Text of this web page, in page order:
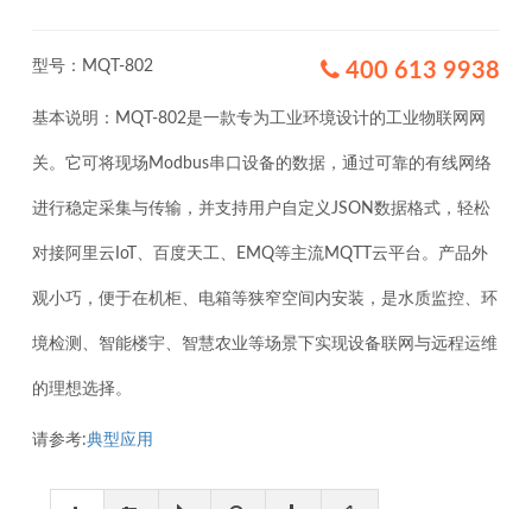
型号：MQT-802 400 613 9938
基本说明：MQT-802是一款专为工业环境设计的工业物联网网
关。它可将现场Modbus串口设备的数据，通过可靠的有线网络
进行稳定采集与传输，并支持用户自定义JSON数据格式，轻松
对接阿里云IoT、百度天工、EMQ等主流MQTT云平台。产品外
观小巧，便于在机柜、电箱等狭窄空间内安装，是水质监控、环
境检测、智能楼宇、智慧农业等场景下实现设备联网与远程运维
的理想选择。
请参考:典型应用